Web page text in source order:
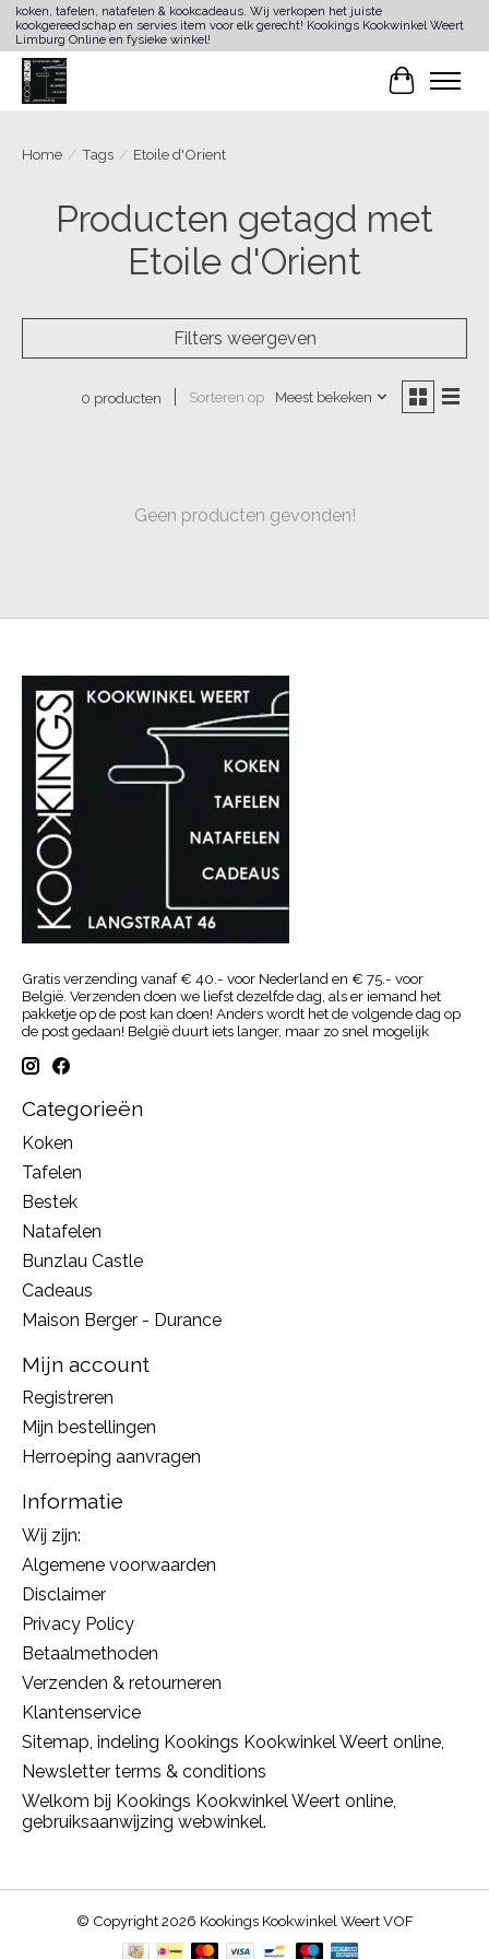
koken, tafelen, natafelen & kookcadeaus. Wij verkopen het juiste
kookgereedschap en servies item voor elk gerecht! Kookings Kookwinkel Weert
Limburg Online en fysieke winkel!
Home / Tags / Etoile d'Orient
Producten getagd met
Etoile d'Orient
Filters weergeven
0 producten Sorteren op Meest bekeken
Geen producten gevonden!
Gratis verzending vanaf € 40.- voor Nederland en € 75.- voor
België. Verzenden doen we liefst dezelfde dag, als er iemand het
pakketje op de post kan doen! Anders wordt het de volgende dag op
de post gedaan! België duurt iets langer, maar zo snel mogelijk
Categorieën
Koken
Tafelen
Bestek
Natafelen
Bunzlau Castle
Cadeaus
Maison Berger - Durance
Mijn account
Registreren
Mijn bestellingen
Herroeping aanvragen
Informatie
Wij zijn:
Algemene voorwaarden
Disclaimer
Privacy Policy
Betaalmethoden
Verzenden & retourneren
Klantenservice
Sitemap, indeling Kookings Kookwinkel Weert online,
Newsletter terms & conditions
Welkom bij Kookings Kookwinkel Weert online,
gebruiksaanwijzing webwinkel.
© Copyright 2026 Kookings Kookwinkel Weert VOF